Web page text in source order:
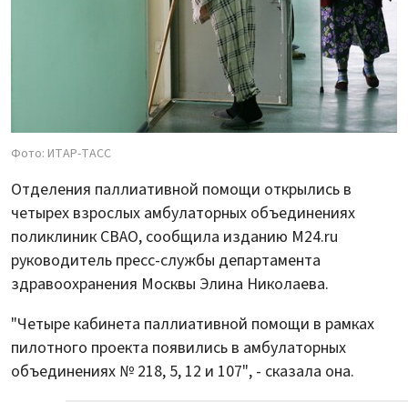
Фото: ИТАР-ТАСС
Отделения паллиативной помощи открылись в
четырех взрослых амбулаторных объединениях
поликлиник СВАО, сообщила изданию M24.ru
руководитель пресс-службы департамента
здравоохранения Москвы Элина Николаева.
"Четыре кабинета паллиативной помощи в рамках
пилотного проекта появились в амбулаторных
объединениях № 218, 5, 12 и 107", - сказала она.